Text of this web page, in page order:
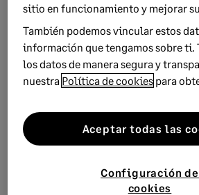
Recibe nuestros consejos
directamente en la bandeja de
electrónico.
Suscríbete
sitio en funcionamiento y mejorar
También podemos vincular estos
información que tengamos sobre ti.
los datos de manera segura y
nuestra Política de cookies para
Configuración de
cookies
Aceptar todas las